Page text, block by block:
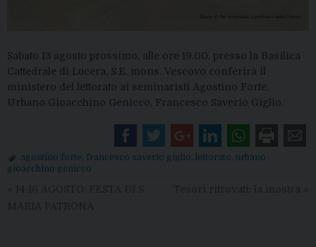
Sabato 13 agosto prossimo, alle ore 19.00, presso la Basilica
Cattedrale di Lucera, S.E. mons. Vescovo conferirà il
ministero del lettorato ai seminaristi Agostino Forte,
Urbano Gioacchino Genicco, Francesco Saverio Giglio.
agostino forte francesco saverio giglio lettorato urbano
gioacchino genicco